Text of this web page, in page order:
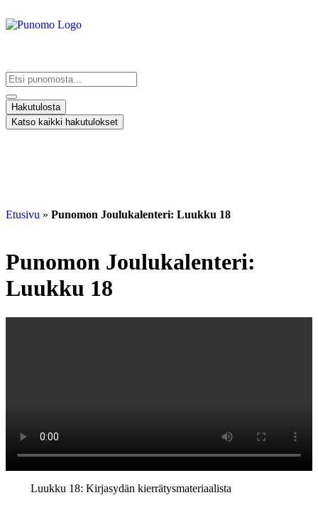
Hakutulosta
Katso kaikki hakutulokset
Etusivu » Punomon Joulukalenteri: Luukku 18
Punomon Joulukalenteri:
Luukku 18
Luukku 18: Kirjasydän kierrätysmateriaalista